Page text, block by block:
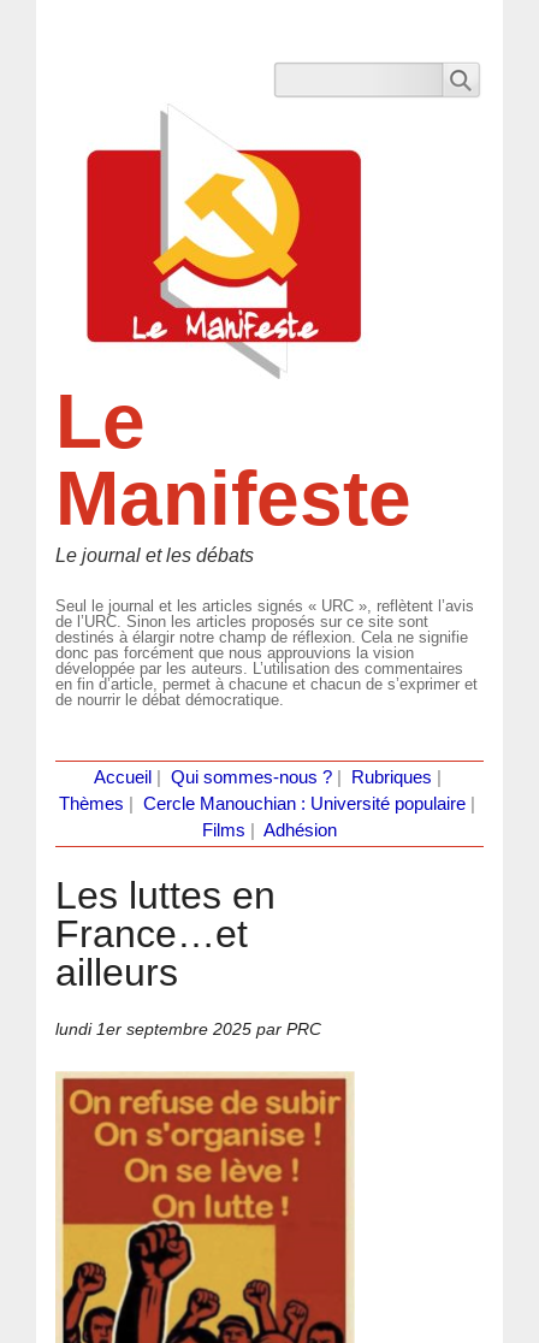
Le
Manifeste
Le journal et les débats
Seul le journal et les articles signés « URC », reflètent l’avis
de l’URC. Sinon les articles proposés sur ce site sont
destinés à élargir notre champ de réflexion. Cela ne signifie
donc pas forcément que nous approuvions la vision
développée par les auteurs. L’utilisation des commentaires
en fin d’article, permet à chacune et chacun de s’exprimer et
de nourrir le débat démocratique.
Accueil Qui sommes-nous ?| Rubriques
Thèmes
Cercle Manouchian : Université populaire
Films
Adhésion
Les luttes en
France…et
ailleurs
lundi 1er septembre 2025 par PRC